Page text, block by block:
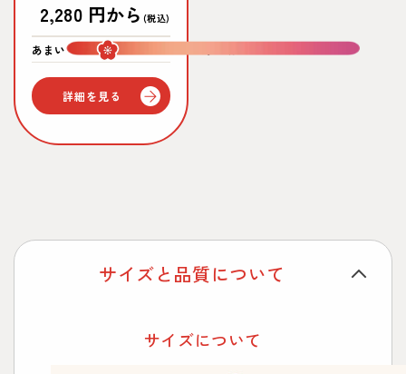
ュ
ー
数
合
計
通
常
価
2,280 円から (税込)
あまい
詳細を見る
サイズと品質について
サイズについて